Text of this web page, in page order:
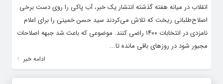
انقلاب در میانه هفته گذشته انتشار یک خبر، آب پاکی را روی دست برخی
اصلاح‌طلبانی ریخت که تلاش می‌کردند سید حسن خمینی را برای اعلام
نامزدی در انتخابات ۱۴۰۰ راضی کنند. موضوعی که باعث شد جبهه اصلاحات
مجبور شود در روزهای باقی مانده تا...
ادامه خبر